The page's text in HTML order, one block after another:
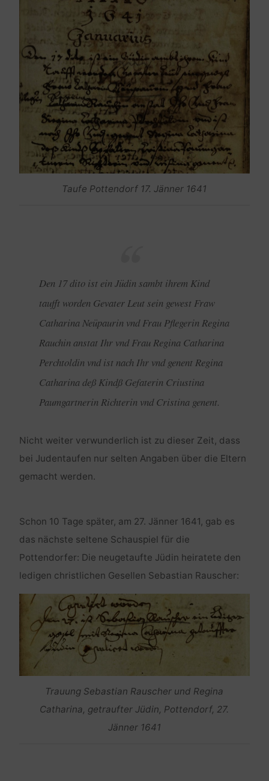
Taufe Pottendorf 17. Jänner 1641
Den 17 dito ist ein Jüdin sambt ihrem Kind
taufft worden Gevater Leut sein gewest Fraw
Catharina Neüpaurin vnd Frau Pflegerin Regina
Rauchin anstat Ihr vnd Frau Regina Catharina
Perchtoldin vnd ist nach Ihr vnd genent Regina
Catharina deß Kindß Gefaterin Criustina
Paumgartnerin Richterin vnd Cristina genent.
Nicht weiter verwunderlich ist zu dieser Zeit, dass
bei Judentaufen nur selten Angaben über die Eltern
gemacht werden.
Schon 10 Tage später, am 27. Jänner 1641, gab es
das nächste seltene Schauspiel für die
Pottendorfer: Die neugetaufte Jüdin heiratete den
ledigen christlichen Gesellen Sebastian Rauscher:
Trauung Sebastian Rauscher und Regina
Catharina, getraufter Jüdin, Pottendorf, 27.
Jänner 1641